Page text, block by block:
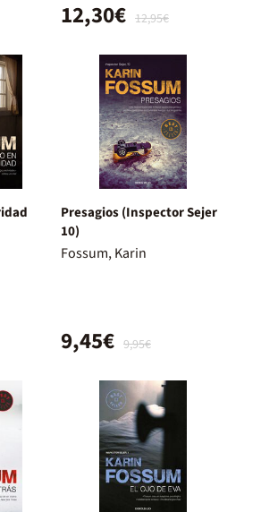
12,95€
12,30€
Presagios (Inspector Sejer
10)
Fossum, Karin
9,95€
9,45€